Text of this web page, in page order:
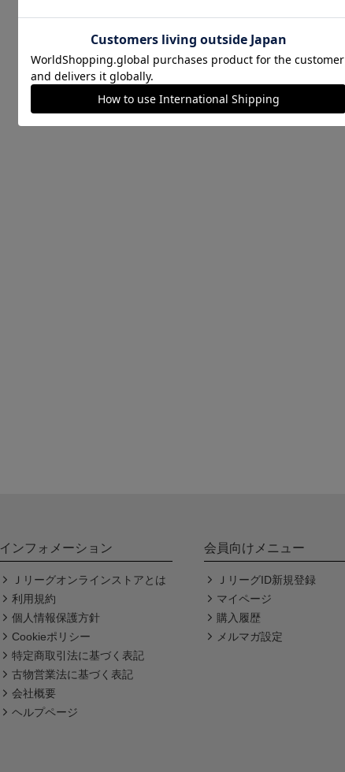
インフォメーション
Ｊリーグオンラインストアとは
利用規約
個人情報保護方針
Cookieポリシー
特定商取引法に基づく表記
古物営業法に基づく表記
会社概要
ヘルプページ
会員向けメニュー
ＪリーグID新規登録
マイページ
購入履歴
メルマガ設定